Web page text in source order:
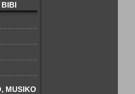
BIBI
MUSIKO